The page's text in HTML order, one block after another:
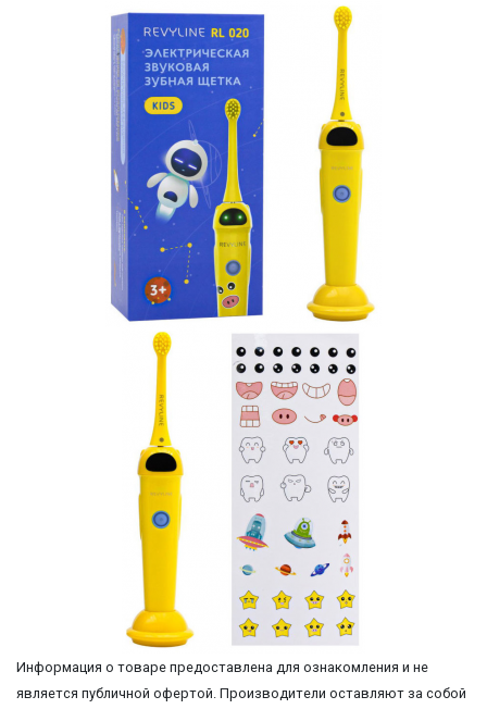
Информация о товаре предоставлена для ознакомления и не
является публичной офертой. Производители оставляют за собой